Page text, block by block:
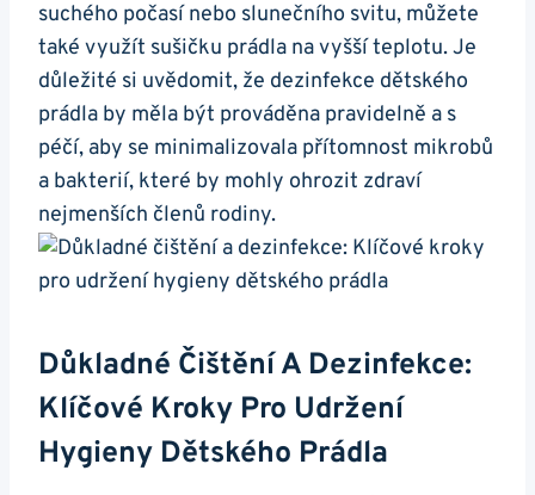
suchého počasí nebo slunečního svitu, můžete
také využít sušičku prádla na vyšší teplotu. Je
důležité si uvědomit, že dezinfekce dětského
prádla by měla být prováděna pravidelně a s
péčí, aby se minimalizovala přítomnost mikrobů
a bakterií, které by mohly ohrozit zdraví
nejmenších členů rodiny.
Důkladné Čištění A Dezinfekce:
Klíčové Kroky Pro Udržení
Hygieny Dětského Prádla